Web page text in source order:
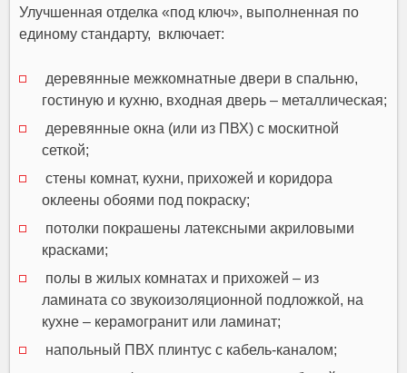
Улучшенная отделка «под ключ», выполненная по
единому стандарту, включает:
деревянные межкомнатные двери в спальню,
гостиную и кухню, входная дверь – металлическая;
деревянные окна (или из ПВХ) с москитной
сеткой;
стены комнат, кухни, прихожей и коридора
оклеены обоями под покраску;
потолки покрашены латексными акриловыми
красками;
полы в жилых комнатах и прихожей – из
ламината со звукоизоляционной подложкой, на
кухне – керамогранит или ламинат;
напольный ПВХ плинтус с кабель-каналом;